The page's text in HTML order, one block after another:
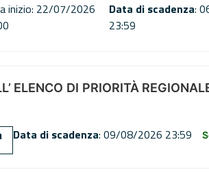
inizio: 22/07/2026
Data di scadenza:
23:59
ELENCO DI PRIORITÀ
Data di scadenza: 09/08/2026 23:59